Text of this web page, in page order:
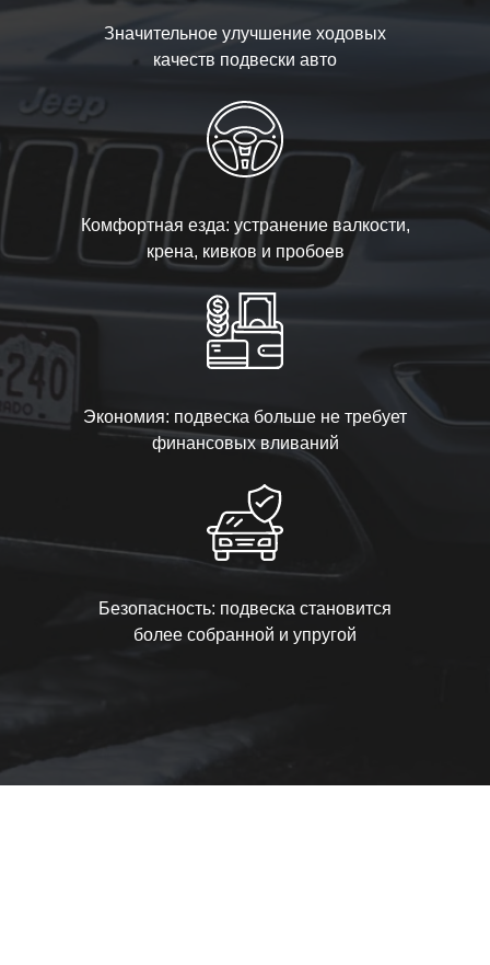
Значительное улучшение ходовых
качеств подвески авто
Комфортная езда: устранение валкости,
крена, кивков и пробоев
Экономия: подвеска больше не требует
финансовых вливаний
Безопасность: подвеска становится
более собранной и упругой